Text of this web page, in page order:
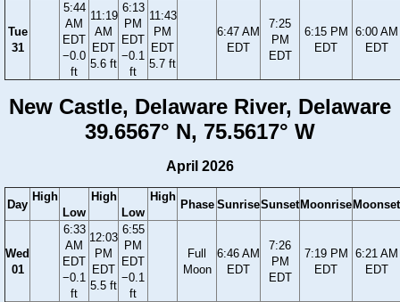
Tue
31
5:44
AM
EDT
−0.0
ft
11:19
AM
EDT
5.6 ft
6:13
PM
EDT
−0.1
ft
11:43
PM
EDT
5.7 ft
6:47 AM
EDT
7:25
PM
EDT
6:15 PM
EDT
6:00 AM
EDT
New Castle, Delaware River, Delaware
39.6567° N, 75.5617° W
April 2026
Day
High
Low
High
Low
High
Phase SunriseSunsetMoonriseMoonset
Wed
01
6:33
AM
EDT
−0.1
ft
12:03
PM
EDT
5.5 ft
6:55
PM
EDT
−0.1
ft
Full
Moon
6:46 AM
EDT
7:26
PM
EDT
7:19 PM
EDT
6:21 AM
EDT